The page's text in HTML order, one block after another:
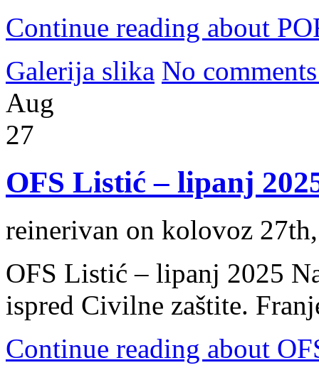
Continue reading about
Galerija slika No
Aug
27
OFS Listić – lipanj
reinerivan on kolovoz
OFS Listić – lipanj 2025
ispred Civilne zaštite.
Continue reading about